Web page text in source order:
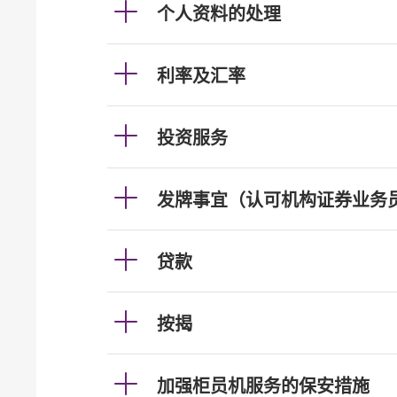
个人资料的处理
利率及汇率
投资服务
发牌事宜（认可机构证券业务
贷款
按揭
加强柜员机服务的保安措施